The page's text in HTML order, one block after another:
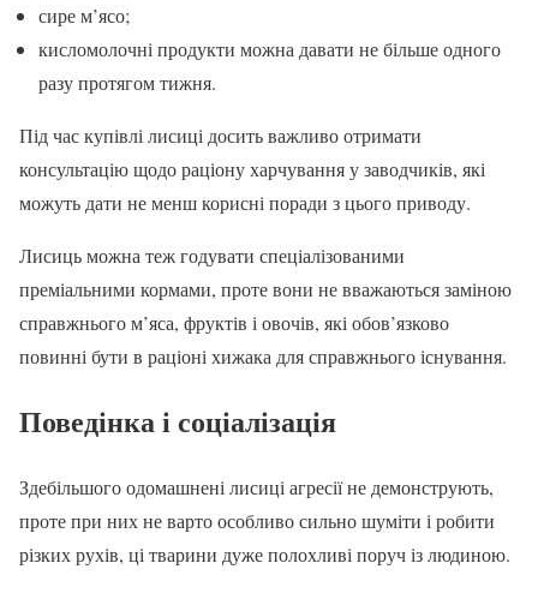
сире м’ясо;
кисломолочні продукти можна давати не більше одного
разу протягом тижня.
Під час купівлі лисиці досить важливо отримати
консультацію щодо раціону харчування у заводчиків, які
можуть дати не менш корисні поради з цього приводу.
Лисиць можна теж годувати спеціалізованими
преміальними кормами, проте вони не вважаються заміною
справжнього м’яса, фруктів і овочів, які обов’язково
повинні бути в раціоні хижака для справжнього існування.
Поведінка і соціалізація
Здебільшого одомашнені лисиці агресії не демонструють,
проте при них не варто особливо сильно шуміти і робити
різких рухів, ці тварини дуже полохливі поруч із людиною.